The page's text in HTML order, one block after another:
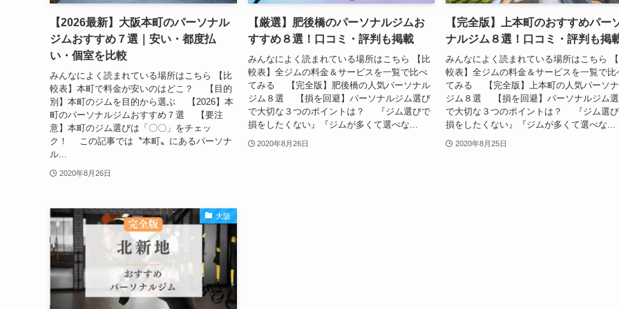
【2026最新】大阪本町のパーソナル
ジムおすすめ７選｜安い・都度払
い・個室を比較
みんなによく読まれている場所はこちら 【比
較表】本町で料金が安いのはどこ？ 【目的
別】本町のジムを目的から選ぶ 【2026】本
町のパーソナルジムおすすめ７選 【要注
意】本町のジム選びは「〇〇」をチェッ
ク！ この記事では〝本町〟にあるパーソナ
ル...
2020年8月26日
【厳選】肥後橋のパーソナルジムお
すすめ８選！口コミ・評判も掲載
みんなによく読まれている場所はこちら 【比
較表】全ジムの料金＆サービスを一覧で比べ
てみる 【完全版】肥後橋の人気パーソナル
ジム８選 【損を回避】パーソナルジム選び
で大切な３つのポイントは？ 『ジム選びで
損をしたくない』『ジムが多くて選べな...
2020年8月26日
【完全版】上本町のおすすめパー
ナルジム８選！口コミ・評判も掲
みんなによく読まれている場所はこちら
較表】全ジムの料金＆サービスを一覧で比
てみる 【完全版】上本町の人気パーソ
ジム８選 【損を回避】パーソナルジム
で大切な３つのポイントは？ 『ジム選
損をしたくない』『ジムが多くて選べな...
2020年8月25日
大阪